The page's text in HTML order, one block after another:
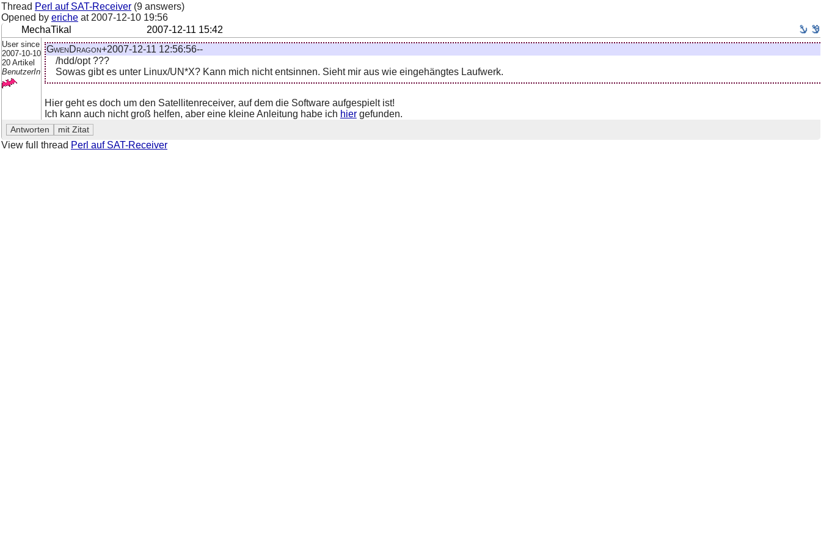
Thread Perl auf SAT-Receiver (9 answers)
Opened by eriche at 2007-12-10 19:56
MechaTikal
2007-12-11 15:42
User since
2007-10-10
20 Artikel
BenutzerIn
GwenDragon+2007-12-11 12:56:56--
/hdd/opt ???
Sowas gibt es unter Linux/UN*X? Kann mich nicht entsinnen. Sieht mir aus wie eingehängtes Laufwerk.
Hier geht es doch um den Satellitenreceiver, auf dem die Software aufgespielt ist!
Ich kann auch nicht groß helfen, aber eine kleine Anleitung habe ich hiergefunden.
View full thread Perl auf SAT-Receiver